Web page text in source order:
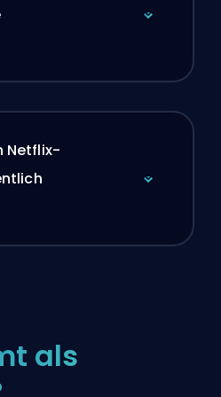
Netflix-
als